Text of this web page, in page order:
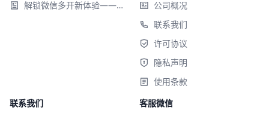
解锁微信多开新体验——神奇云多聊软件来袭！
公司概况
联系我们
许可协议
隐私声明
使用条款
联系我们
客服微信